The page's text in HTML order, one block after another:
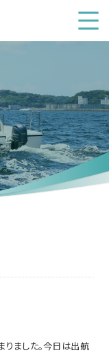
りました。今日は出航